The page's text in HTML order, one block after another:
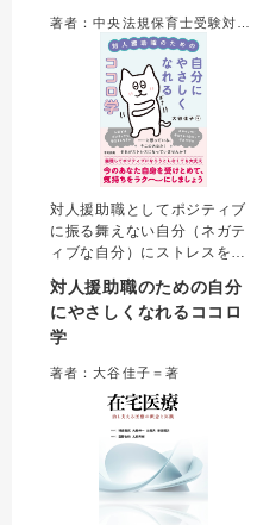
も豊富に収載。便利な赤シー
ト付き。
対人援助職としてポジティブ
に振る舞えない自分（ネガテ
ィブな自分）にストレスを感
なのは、ポジティブな振る舞
いではなく、「マインド」で
ある。本書は、ネガティブの
ティブマインドになる方法を
伝える。
対人援助職のための自分
にやさしくなれるココロ
学
著者：大谷佳子＝著